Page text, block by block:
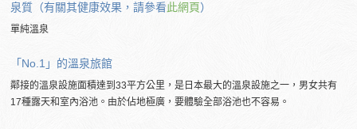
泉質（有關其健康效果，請參看此網頁）
單純溫泉
「No.1」的溫泉旅館
鄰接的溫泉設施面積達到33平方公里，是日本最大的溫泉設施之一，男女共有
17種露天和室內浴池。由於佔地極廣，要體驗全部浴池也不容易。